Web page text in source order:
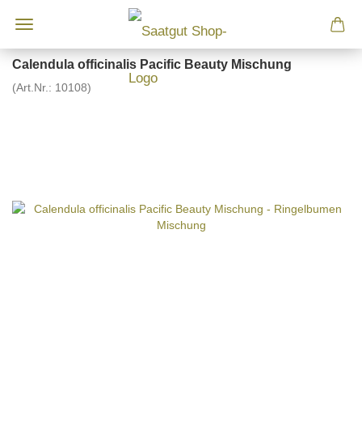
Calendula officinalis Pacific Beauty Mischung
(Art.Nr.: 10108)